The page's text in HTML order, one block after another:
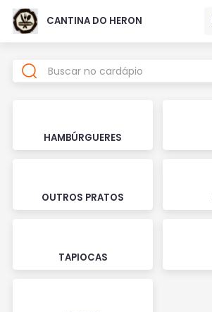
CANTINA DO HERON
HAMBÚRGUERES
OUTROS PRATOS
TAPIOCAS